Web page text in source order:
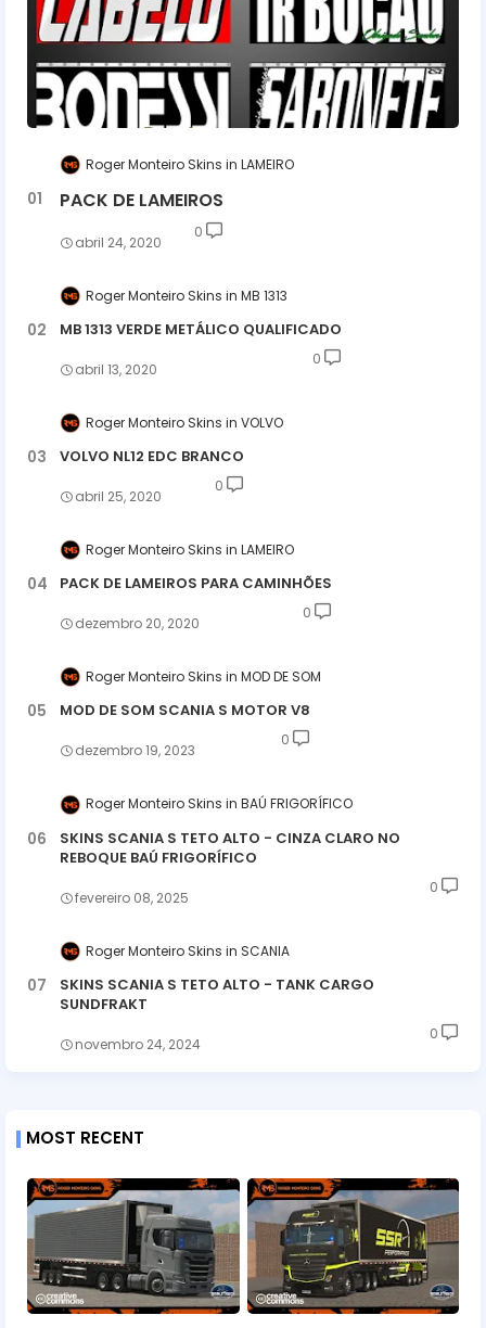
Roger Monteiro Skins LAMEIRO
PACK DE LAMEIROS
abril 24, 2020
0
Roger Monteiro Skins MB 1313
MB 1313 VERDE METÁLICO QUALIFICADO
abril 13, 2020
0
Roger Monteiro Skins VOLVO
VOLVO NL12 EDC BRANCO
abril 25, 2020
0
Roger Monteiro Skins LAMEIRO
PACK DE LAMEIROS PARA CAMINHÕES
dezembro 20, 2020
0
Roger Monteiro Skins MOD DE SOM
MOD DE SOM SCANIA S MOTOR V8
dezembro 19, 2023
0
Roger Monteiro Skins BAÚ FRIGORÍFICO
SKINS SCANIA S TETO ALTO - CINZA CLARO NO
REBOQUE BAÚ FRIGORÍFICO
fevereiro 08, 2025
0
Roger Monteiro Skins SCANIA
SKINS SCANIA S TETO ALTO - TANK CARGO
SUNDFRAKT
novembro 24, 2024
0
MOST RECENT